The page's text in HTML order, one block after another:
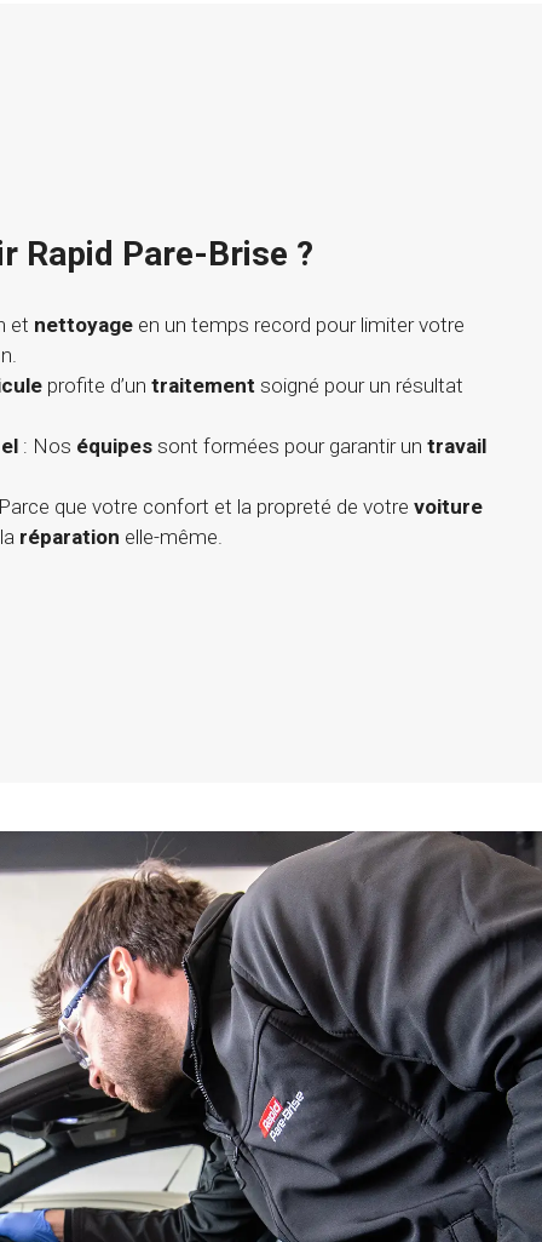
Rapid Pare-Brise ?
et nettoyage en un temps record pour limiter votre
profite d’un traitement soigné pour un résultat
: Nos équipes sont formées pour garantir un travail
que votre confort et la propreté de votre voiture
réparation elle-même.